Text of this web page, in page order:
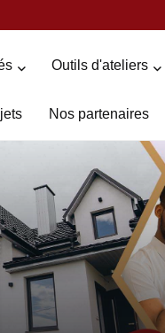
Outils d'ateliers
Nos partenaires